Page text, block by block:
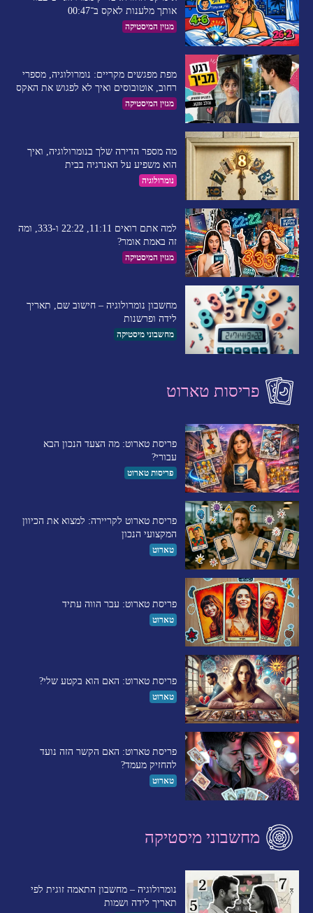
אותך מלענות לאקס ב־00:47
מגזין המיסטיקה
מפת מפגשים מקריים: נומרולוגיה, מספרי
רחוב, אוטובוסים ואיך לא לפגוש את האקס
מגזין המיסטיקה
מה מספר הדירה שלך בנומרולוגיה, ואיך
הוא משפיע על האנרגיה בבית
נומרולוגיה
למה אתם רואים 11:11, 22:22 ו-333, ומה
זה באמת אומר?
מגזין המיסטיקה
מחשבון נומרולוגיה – חישוב שם, תאריך
לידה ופרשנות
מחשבוני מיסטיקה
פריסות טארוט
פריסת טארוט: מה הצעד הנכון הבא
עבורי?
פריסות טארוט
פריסת טארוט לקריירה: למצוא את הכיוון
המקצועי הנכון
טארוט
פריסת טארוט: עבר הווה עתיד
טארוט
פריסת טארוט: האם הוא בקטע שלי?
טארוט
פריסת טארוט: האם הקשר הזה נועד
להחזיק מעמד?
טארוט
מחשבוני מיסטיקה
נומרולוגיה – מחשבון התאמה זוגית לפי
תאריך לידה ושמות